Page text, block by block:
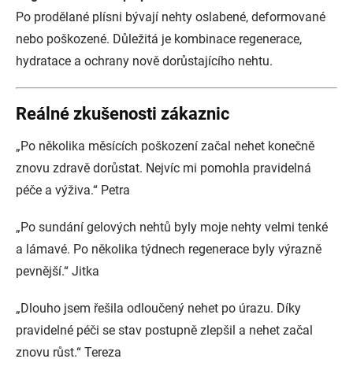
Po prodělané plísni bývají nehty oslabené, deformované
nebo poškozené. Důležitá je kombinace regenerace,
hydratace a ochrany nově dorůstajícího nehtu.
Reálné zkušenosti zákaznic
„Po několika měsících poškození začal nehet konečně
znovu zdravě dorůstat. Nejvíc mi pomohla pravidelná
péče a výživa.“ Petra
„Po sundání gelových nehtů byly moje nehty velmi tenké
a lámavé. Po několika týdnech regenerace byly výrazně
pevnější.“ Jitka
„Dlouho jsem řešila odloučený nehet po úrazu. Díky
pravidelné péči se stav postupně zlepšil a nehet začal
znovu růst.“ Tereza